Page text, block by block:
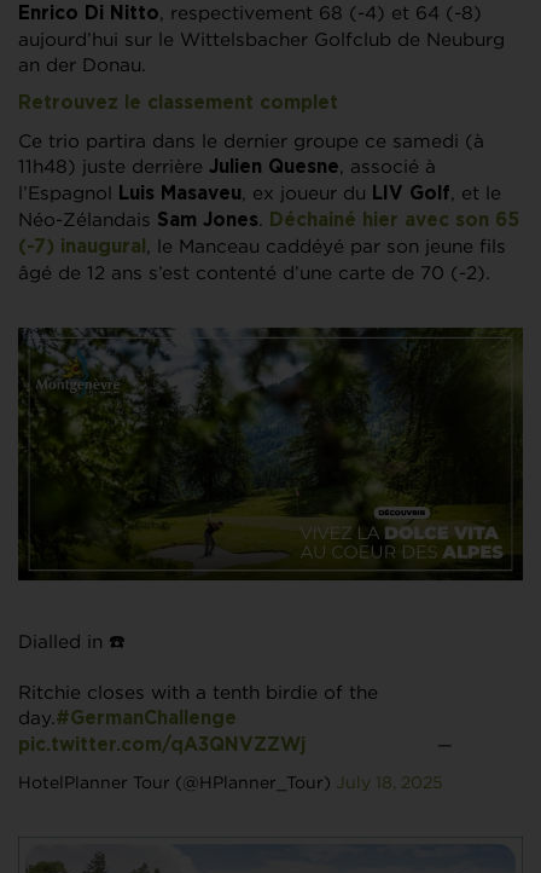
Enrico Di Nitto, respectivement 68 (-4) et 64 (-8)
aujourd’hui sur le Wittelsbacher Golfclub de Neuburg
an der Donau.
Retrouvez le classement complet
Ce trio partira dans le dernier groupe ce samedi (à
11h48) juste derrière Julien Quesne, associé à
l’Espagnol Luis Masaveu, ex joueur du LIV Golf, et le
Néo-Zélandais Sam Jones.
Déchainé hier avec son 65
(-7) inaugural , le Manceau caddéyé par son jeune fils
âgé de 12 ans s’est contenté d’une carte de 70 (-2).
Dialled in ☎️
Ritchie closes with a tenth birdie of the
day. #GermanChallenge
pic.twitter.com/qA3QNVZZWj
—
HotelPlanner Tour (@HPlanner_Tour) July 18, 2025